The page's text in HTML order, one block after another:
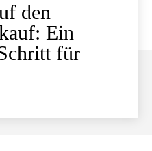
den
Ein
für